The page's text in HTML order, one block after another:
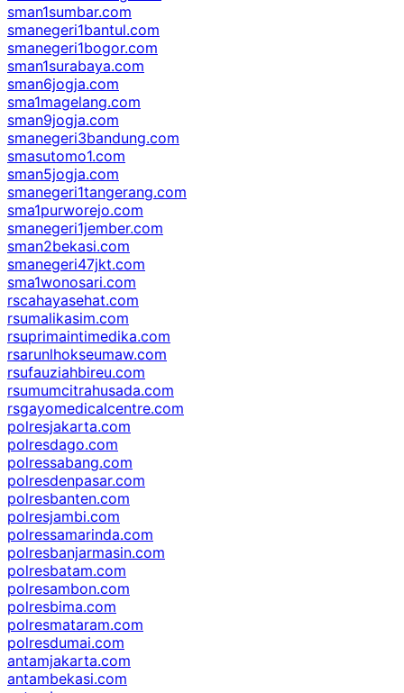
sman1sumbar.com
smanegeri1bantul.com
smanegeri1bogor.com
sman1surabaya.com
sman6jogja.com
sma1magelang.com
sman9jogja.com
smanegeri3bandung.com
smasutomo1.com
sman5jogja.com
smanegeri1tangerang.com
sma1purworejo.com
smanegeri1jember.com
sman2bekasi.com
smanegeri47jkt.com
sma1wonosari.com
rscahayasehat.com
rsumalikasim.com
rsuprimaintimedika.com
rsarunlhokseumaw.com
rsufauziahbireu.com
rsumumcitrahusada.com
rsgayomedicalcentre.com
polresjakarta.com
polresdago.com
polressabang.com
polresdenpasar.com
polresbanten.com
polresjambi.com
polressamarinda.com
polresbanjarmasin.com
polresbatam.com
polresambon.com
polresbima.com
polresmataram.com
polresdumai.com
antamjakarta.com
antambekasi.com